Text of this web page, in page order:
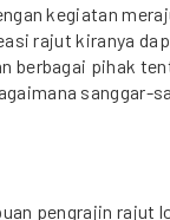
kegiatan
rajut kiranya
berbagai pihak
sanggar-
pengrajin rajut